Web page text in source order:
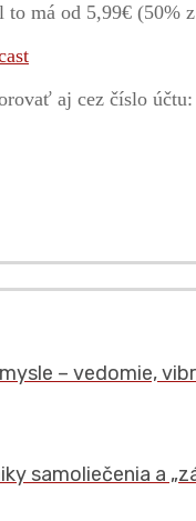
to má od 5,99€
aj cez číslo
– vedomie,
samoliečenia a